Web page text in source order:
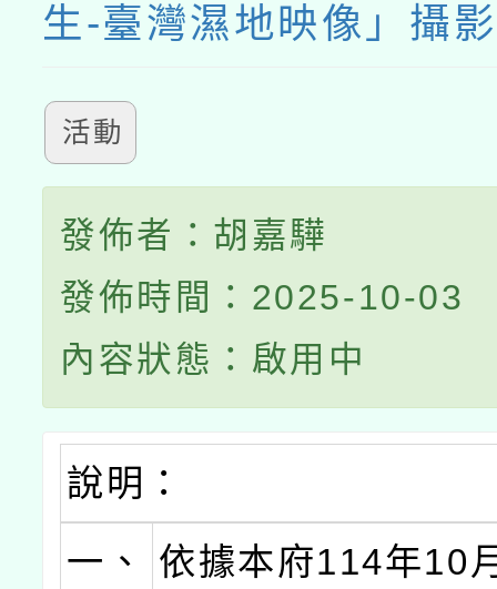
生-臺灣濕地映像」攝
活動
發佈者：胡嘉驊
發佈時間：2025-10-03
內容狀態：啟用中
說明：
一、
依據本府114年10